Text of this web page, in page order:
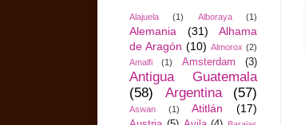
Alajuela (1) Alboraya (1)
Alemania (31)
Alhama
de Aragón (10) Almorox (2)
Amalfi
(1) Amsterdam (3)
Antigua Guatemala
(58)
Argentina (57)
Aswan (1) Atitlán (17)